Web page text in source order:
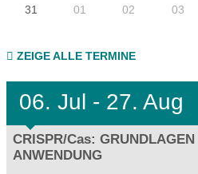
31 01 02 03
ZEIGE ALLE TERMINE
06. Jul - 27. Aug
CRISPR/Cas:
ANWENDUNG